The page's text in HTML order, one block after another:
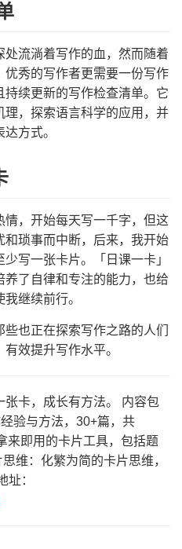
流淌着写作的血，然而随着
秀的写作者更需要一份写作
续更新的写作检查清单。它
，探索语言科学的应用，并
方式。
，开始每天写一千字，但这
琐事而中断，后来，我开始
写一张卡片。「日课一卡」
了自律和专注的能力，也给
继续前行。
也正在探索写作之路的人们
效提升写作水平。
张卡，成长有方法。 内容包
验与方法，30+篇，共
来即用的卡片工具，包括题
维：化繁为简的卡片思维，
址：